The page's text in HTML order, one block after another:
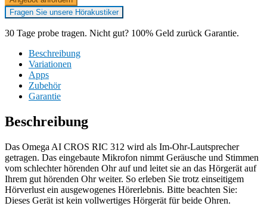
Fragen Sie unsere Hörakustiker
30 Tage probe tragen. Nicht gut? 100% Geld zurück Garantie.
Beschreibung
Variationen
Apps
Zubehör
Garantie
Beschreibung
Das Omega AI CROS RIC 312 wird als Im-Ohr-Lautsprecher
getragen. Das eingebaute Mikrofon nimmt Geräusche und Stimmen
vom schlechter hörenden Ohr auf und leitet sie an das Hörgerät auf
Ihrem gut hörenden Ohr weiter. So erleben Sie trotz einseitigem
Hörverlust ein ausgewogenes Hörerlebnis. Bitte beachten Sie:
Dieses Gerät ist kein vollwertiges Hörgerät für beide Ohren.